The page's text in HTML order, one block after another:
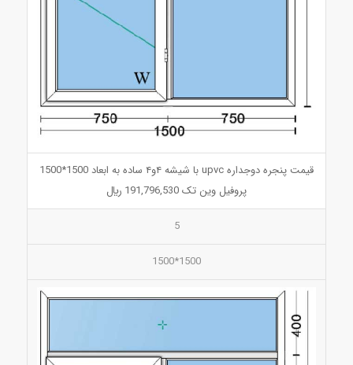
قیمت پنجره دوجداره upvc با شیشه ۴و۴ ساده به ابعاد 1500*1500
پروفیل وین تک 191,796,530 ريال
5
1500*1500